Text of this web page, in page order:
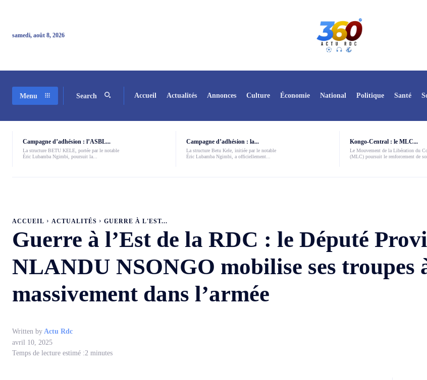
samedi, août 8, 2026
Menu Search Accueil Actualités Annonces Culture Économie National Politique Santé
Campagne d’adhésion : l’ASBL...
La structure BETU KELE, portée par le notable
Éric Lubamba Ngimbi, poursuit la...
Campagne d’adhésion : la...
La structure Betu Kele, initiée par le notable
Éric Lubamba Ngimbi, a officiellement...
Kongo-Central : le MLC...
Le Mouvement de la Libération du
(MLC) poursuit le renforcement de
ACCUEIL ACTUALITÉS GUERRE À L'EST...
Guerre à l’Est de la RDC : le Député
NLANDU NSONGO mobilise ses troupes
massivement dans l’armée
Written by Actu Rdc
avril 10, 2025
Temps de lecture estimé :2 minutes